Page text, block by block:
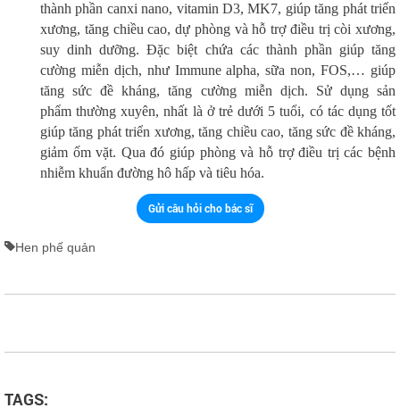
thành phần canxi nano, vitamin D3, MK7, giúp tăng phát triển
xương, tăng chiều cao, dự phòng và hỗ trợ điều trị còi xương,
suy dinh dưỡng. Đặc biệt chứa các thành phần giúp tăng
cường miễn dịch, như Immune alpha, sữa non, FOS,… giúp
tăng sức đề kháng, tăng cường miễn dịch. Sử dụng sản
phẩm thường xuyên, nhất là ở trẻ dưới 5 tuổi, có tác dụng tốt
giúp tăng phát triển xương, tăng chiều cao, tăng sức đề kháng,
giảm ốm vặt. Qua đó giúp phòng và hỗ trợ điều trị các bệnh
nhiễm khuẩn đường hô hấp và tiêu hóa.
Gửi câu hỏi cho bác sĩ
Hen phế quản
TAGS: